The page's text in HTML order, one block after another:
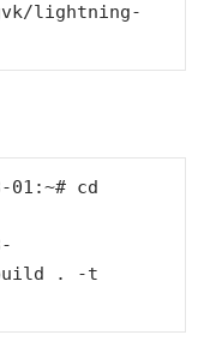
lightning-
01:~# cd
build . -t